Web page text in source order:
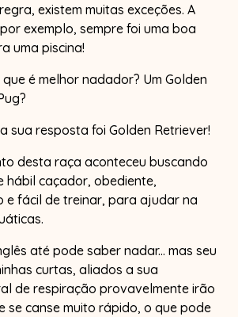
existem muitas exceções. A
exemplo, sempre foi uma boa
uma piscina!
é melhor nadador? Um Golden
sua resposta foi Golden Retriever!
desta raça aconteceu buscando
hábil caçador, obediente,
e fácil de treinar, para ajudar na
até pode saber nadar... mas seu
curtas, aliados a sua
de respiração provavelmente irão
se canse muito rápido, o que pode